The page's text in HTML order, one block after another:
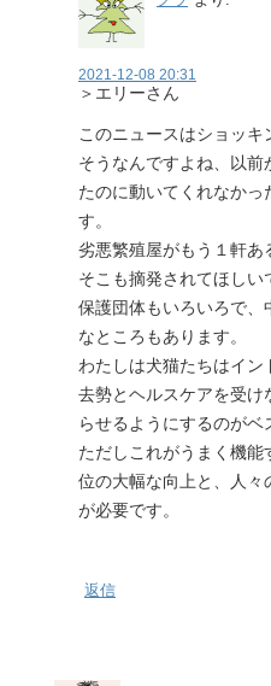
2021-12-08 20:31
＞エリーさん
このニュースはショッキ
そうなんですよね、以
たのに動いてくれなか
す。
劣悪繁殖屋がもう１軒あ
そこも摘発されてほしい
保護団体もいろいろで、
なところもあります。
わたしは犬猫たちはイ
去勢とヘルスケアを受け
らせるようにするのがベ
ただしこれがうまく機
位の大幅な向上と、人々
が必要です。
返信